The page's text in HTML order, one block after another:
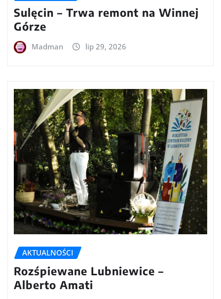
Sulęcin – Trwa remont na Winnej
Górze
Madman lip 29, 2026
AKTUALNOŚCI
Rozśpiewane Lubniewice –
Alberto Amati